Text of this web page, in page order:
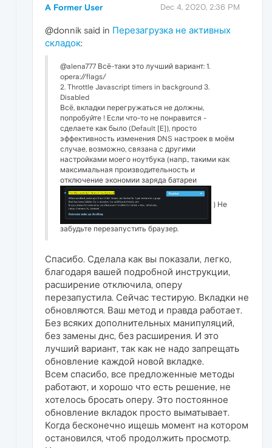
A Former User Dec 4, 2020, 2:36 PM
@donnik said in Перезагрузка не активных
складок:
@alena777 Всё-таки это лучший вариант: 1.
opera://flags/
2. Throttle Javascript timers in background 3.
Disabled
Всё, вкладки перегружаться не должны,
попробуйте ! Если что-то не понравится -
сделаете как было (Default [E]), просто
эффективность изменения DNS настроек в моём
случае, возможно, связана с другими
настройками моего ноутбука (напр., такими как
максимальная производительность и
отключение экономии заряда батареи
) Не
забудьте перезапустить браузер.
Спасибо. Сделала как вы показали, легко,
благодаря вашей подробной инструкции,
расширение отключила, оперу
перезапустила. Сейчас тестирую. Вкладки не
обновляются. Ваш метод и правда работает.
Без всяких дополнительных манипуляций,
без замены днс, без расширения. И это
лучший вариант, так как не надо запрещать
обновление каждой новой вкладке.
Всем спасибо, все предложенные методы
работают, и хорошо что есть решение, не
хотелось бросать оперу. Это постоянное
обновление вкладок просто выматывает.
Когда бесконечно ищешь момент на котором
остановился, чтоб продолжить просмотр.